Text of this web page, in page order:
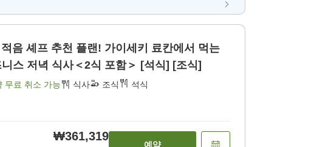
음 셰프 추천 플랜! 가이세키 료칸에서 먹는
스 저녁 식사＜2식 포함＞ [석식] [조식]
무료 취소 가능 식사 조식 석식
₩361,319
예약